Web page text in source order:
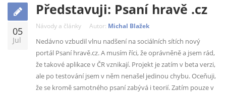
05
Jul
Představuji: Psaní hravě .cz
Návody a články Autor: Michal Blažek
Nedávno vzbudil vlnu nadšení na sociálních sítích nový
portál Psaní hravě.cz. A musím říci, že oprávněně a jsem rád,
že takové aplikace v ČR vznikají. Projekt je zatím v beta verzi,
ale po testování jsem v něm nenašel jedinou chybu. Oceňuji,
že se kromě samotného psaní zabývá i teorií. Zatím pouze v